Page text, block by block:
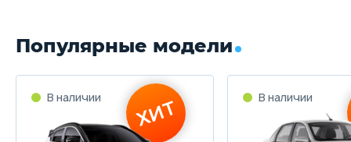
Популярные модели